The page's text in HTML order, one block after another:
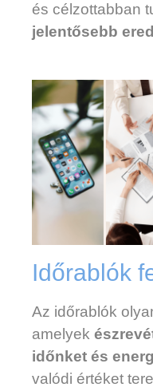
és célzottabban
jelentősebb
Időrablók
Az időrablók
amelyek
időnket és
valódi értéket